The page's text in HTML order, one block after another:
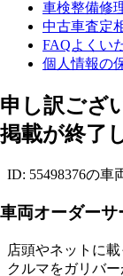
車検整備修
中古車査定
FAQよくい
個人情報の
申し訳ござ
掲載が終了
ID: 55498376の車
車両オーダー
店頭やネットに
クルマをガリバー